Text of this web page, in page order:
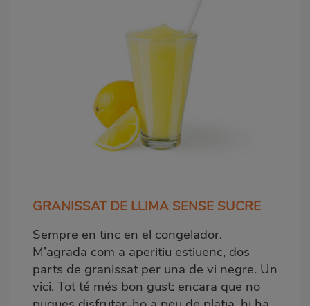
GRANISSAT DE LLIMA SENSE SUCRE
Sempre en tinc en el congelador.
M’agrada com a aperitiu estiuenc, dos
parts de granissat per una de vi negre. Un
vici. Tot té més bon gust: encara que no